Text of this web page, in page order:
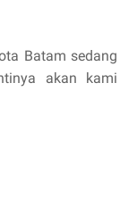
Batam sedang
akan kami